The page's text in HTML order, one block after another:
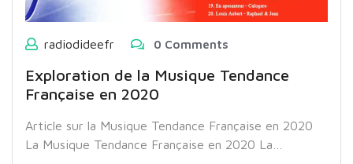
radiodideefr 0 Comments
Exploration de la Musique Tendance
Française en 2020
Article sur la Musique Tendance Française en 2020
La Musique Tendance Française en 2020 La…